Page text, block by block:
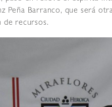
Peña Barranco, que será
de recursos.